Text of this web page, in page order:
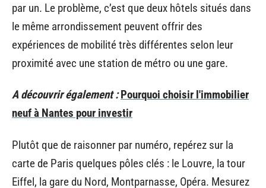
par un. Le problème, c’est que deux hôtels situés dans
le même arrondissement peuvent offrir des
expériences de mobilité très différentes selon leur
proximité avec une station de métro ou une gare.
A découvrir également : Pourquoi choisir l'immobilier
neuf à Nantes pour investir
Plutôt que de raisonner par numéro, repérez sur la
carte de Paris quelques pôles clés : le Louvre, la tour
Eiffel, la gare du Nord, Montparnasse, Opéra. Mesurez